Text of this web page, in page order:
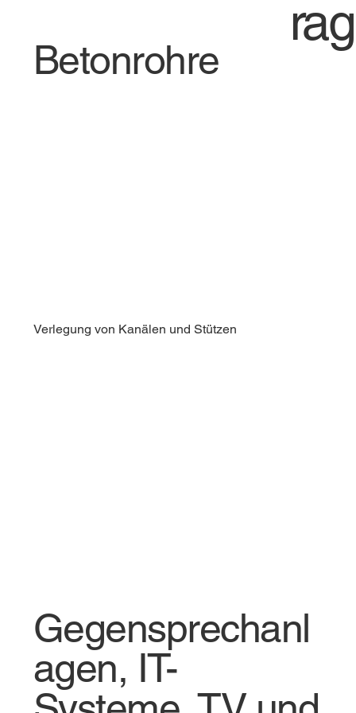
Betonrohre
Verlegung von Kanälen und Stützen
Gegensprechanl
agen, IT-
rag